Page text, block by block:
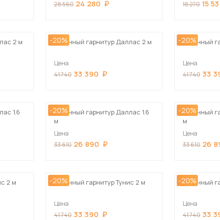
28 560 24 280 18 270 15
2 м -20%
Кухонный гарнитур Даллас 2 м
Цена
41 740 33 390
-20%
Кухонный
Цена
41 740 33
1.6 -20%
Кухонный гарнитур Даллас 1.6
м
Цена
33 610 26 890
-20%
Кухонный
м
Цена
33 610 26
2 м -20%
Кухонный гарнитур Тунис 2 м
Цена
41 740 33 390
-20%
Кухонный
Цена
41 740 33